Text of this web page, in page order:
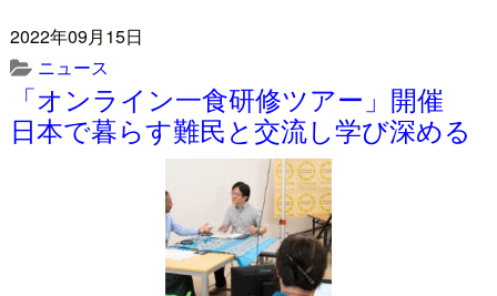
2022年09月15日
ニュース
「オンライン一食研修ツアー」開催
日本で暮らす難民と交流し学び深める